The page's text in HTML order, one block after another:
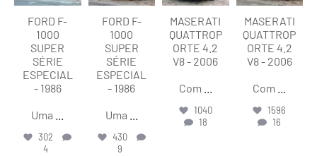
FORD F-
1000
SUPER
SÉRIE
ESPECIAL
- 1986
Uma
302
4
FORD F-
1000
SUPER
SÉRIE
ESPECIAL
- 1986
Uma
430
9
MASERATI
QUATTROP
ORTE 4.2
V8 - 2006
Com
1040
18
MASERATI
QUATTROP
ORTE 4.2
V8 - 2006
Com
1596
16